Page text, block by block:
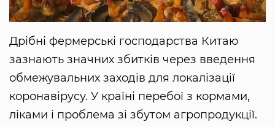
Дрібні фермерські господарства Китаю
зазнають значних збитків через введення
обмежувальних заходів для локалізації
коронавірусу. У країні перебої з кормами,
ліками і проблема зі збутом агропродукції.